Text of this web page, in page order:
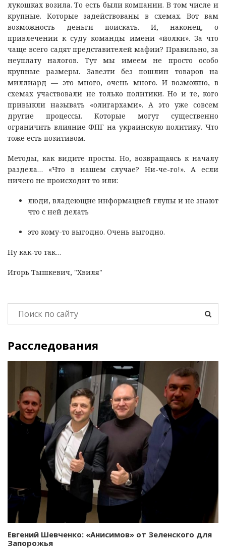
лукошках возила. То есть были компании. В том числе и
крупные. Которые задействованы в схемах. Вот вам
возможность деньги поискать. И, наконец, о
привлечении к суду команды имени «йолки». За что
чаще всего садят представителей мафии? Правильно, за
неуплату налогов. Тут мы имеем не просто особо
крупные размеры. Завезти без пошлин товаров на
миллиард — это много, очень много. И возможно, в
схемах участвовали не только политики. Но и те, кого
привыкли называть «олигархами». А это уже совсем
другие процессы. Которые могут существенно
ограничить влияние ФПГ на украинскую политику. Что
тоже есть позитивом.
Методы, как видите просты. Но, возвращаясь к началу
раздела… «Что в нашем случае? Ни-че-го!». А если
ничего не происходит то или:
люди, владеющие информацией глупы и не знают
что с ней делать
это кому-то выгодно. Очень выгодно.
Ну как-то так…
Игорь Тышкевич, "Хвиля"
Расследования
Евгений Шевченко: «Анисимов» от Зеленского для
Запорожья